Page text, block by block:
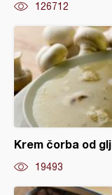
126712
Krem čorba od
19493